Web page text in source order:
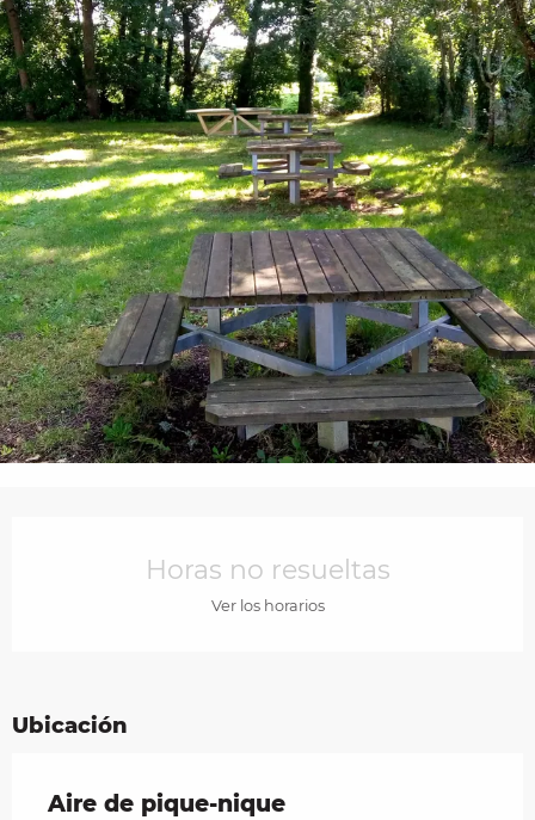
Horas no resueltas
Ver los horarios
Ubicación
Aire de pique-nique